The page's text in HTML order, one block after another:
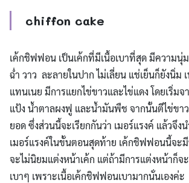
chiffon cake
เค้กชิฟฟอน เป็นเค้กที่มีเนื้อเบาที่สุด มีความ
ฉ่ำ วาว ละลายในปาก ไม่เลี่ยน แช่เย็นก็ยังนิ่ม
แทนเนย มีการแยกไข่ขาวและไข่แดง โดยเริ่ม
แป้ง น้ำตาลผงฟู และน้ำมันพืช จากนั้นตีไข่ขา
ยอด ซึ่งส่วนนี้จะเรียกกันว่า เมอร์แรงค์ แล้วจึง
เมอร์แรงค์ในขั้นตอนสุดท้าย เค้กชิฟฟอนนี้จะ
จะไม่นิยมแต่งหน้าเค้ก แต่ถ้ามีการแต่งหน้าก็จ
เบาๆ เพราะเนื้อเค้กชิฟฟอนเบามากนั่นเองค่ะ